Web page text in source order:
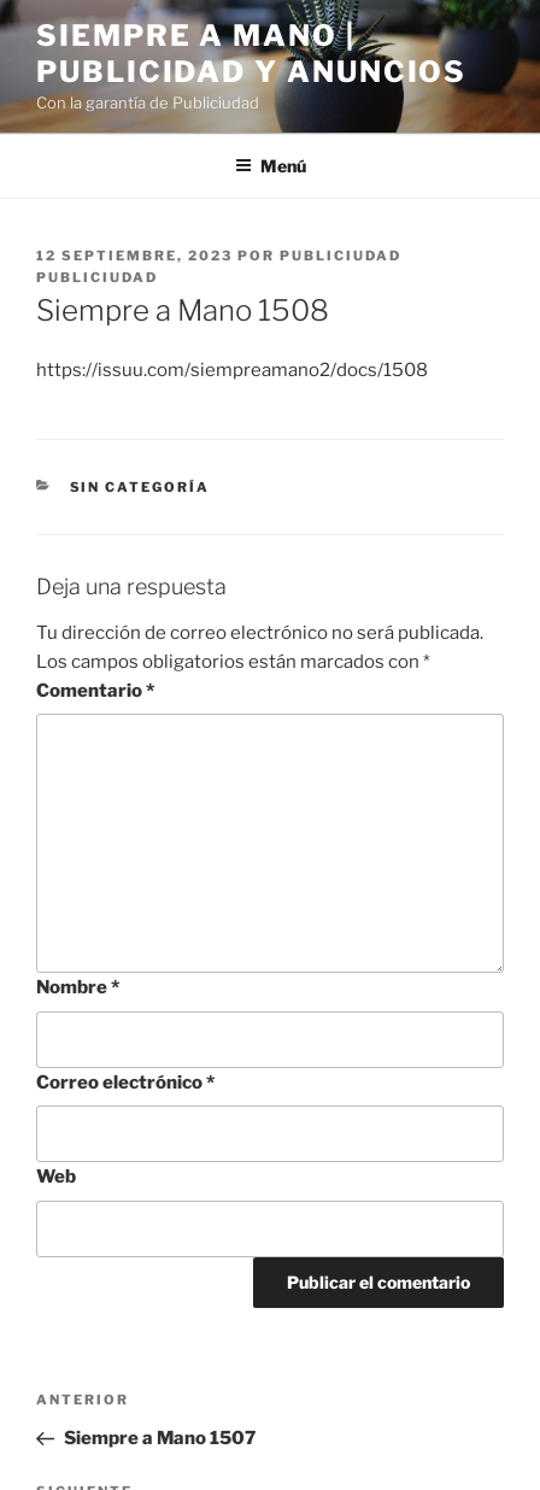
Saltar
contenido
SIEMPRE A MANO |
PUBLICIDAD Y ANUNCIOS
Con la garantía de Publiciudad
Menú
PUBLICADO
EL
12 SEPTIEMBRE, 2023 POR PUBLICIUDAD
PUBLICIUDAD
Siempre a Mano 1508
https://issuu.com/siempreamano2/docs/1508
CATEGORÍAS
SIN CATEGORÍA
Deja una respuesta
Tu dirección de correo electrónico no será publicada.
Los campos obligatorios están marcados con *
Comentario*
Nombre*
Correo electrónico*
Web
Navegación
entradas
Entrada
anterior:
ANTERIOR
Siempre a Mano 1507